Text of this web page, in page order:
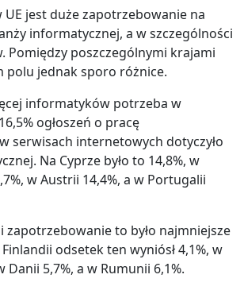
UE jest duże zapotrzebowanie na
informatycznej, a w szczególności
Pomiędzy poszczególnymi krajami
polu jednak sporo różnice.
informatyków potrzeba w
ogłoszeń o pracę
serwisach internetowych dotyczyło
Na Cyprze było to 14,8%, w
w Austrii 14,4%, a w Portugalii
zapotrzebowanie to było najmniejsze
odsetek ten wyniósł 4,1%, w
Danii 5,7%, a w Rumunii 6,1%.